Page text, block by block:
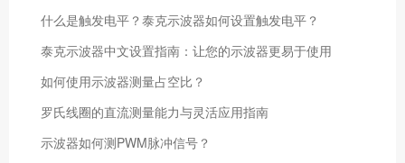
什么是触发电平？泰克示波器如何设置触发电平？
泰克示波器中文设置指南：让您的示波器更易于使用
如何使用示波器测量占空比？
罗氏线圈的直流测量能力与灵活应用指南
示波器如何测PWM脉冲信号？